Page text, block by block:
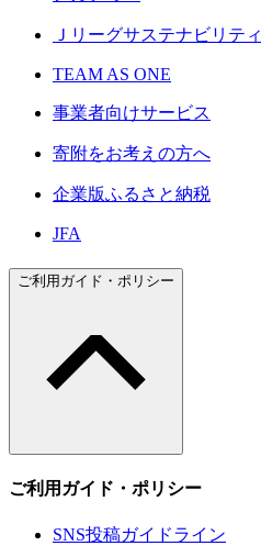
Ｊリーグサステナビリティ
TEAM AS ONE
事業者向けサービス
寄附をお考えの方へ
企業版ふるさと納税
JFA
ご利用ガイド・ポリシー
ご利用ガイド・ポリシー
SNS投稿ガイドライン